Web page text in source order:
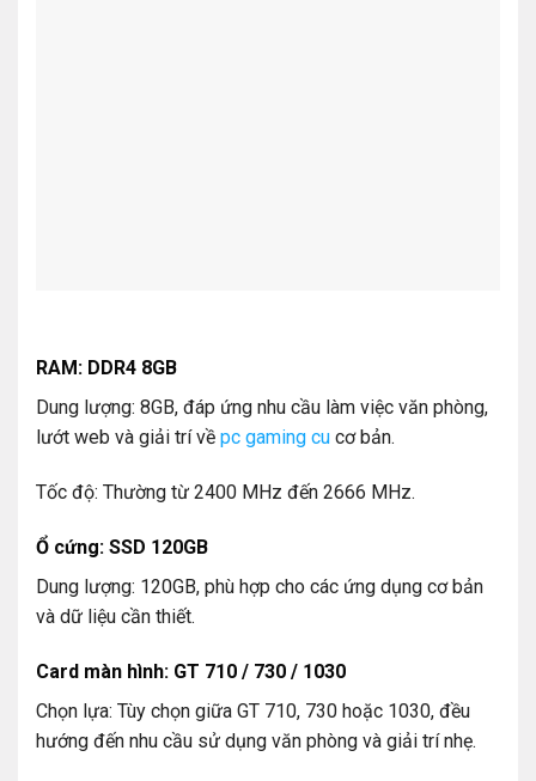
RAM: DDR4 8GB
Dung lượng: 8GB, đáp ứng nhu cầu làm việc văn phòng,
lướt web và giải trí về pc gaming cu cơ bản.
Tốc độ: Thường từ 2400 MHz đến 2666 MHz.
Ổ cứng: SSD 120GB
Dung lượng: 120GB, phù hợp cho các ứng dụng cơ bản
và dữ liệu cần thiết.
Card màn hình: GT 710 / 730 / 1030
Chọn lựa: Tùy chọn giữa GT 710, 730 hoặc 1030, đều
hướng đến nhu cầu sử dụng văn phòng và giải trí nhẹ.